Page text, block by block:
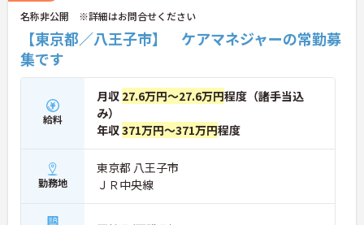
名称非公開 ※詳細はお問合せください
【東京都／八王子市】 ケアマネジャーの常勤募
集です
給料
月収 27.6万円～27.6万円程度（諸手当込
み）
年収371万円～371万円程度
勤務地
東京都 八王子市
ＪＲ中央線